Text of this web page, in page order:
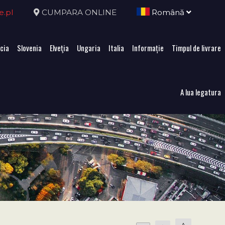
CUMPARA ONLINE Română
Slovenia Elveţia Ungaria Italia Informație Timpul de livrare
A lua legatura